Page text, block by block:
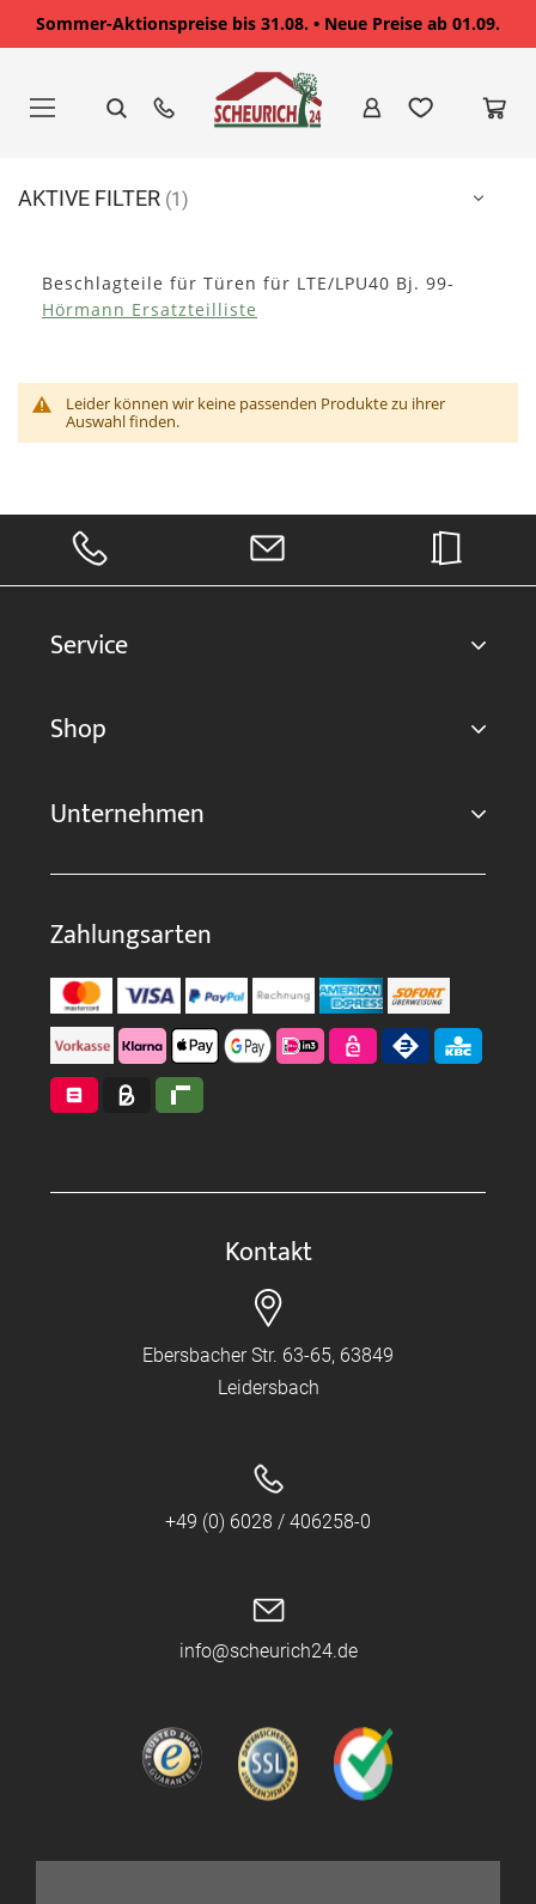
Sommer-Aktionspreise bis 31.08. • Neue Preise ab 01.09.
springen
Beschlagteile für Türen für LTE/LPU40 Bj. 99-
Hörmann Ersatzteilliste
Leider können wir keine passenden Produkte zu ihrer
Auswahl finden.
AKTIVE FILTER
Service
Shop
Unternehmen
Zahlungsarten
Kontakt
Ebersbacher Str. 63-65, 63849
Leidersbach
+49 (0) 6028 / 406258-0
info@scheurich24.de